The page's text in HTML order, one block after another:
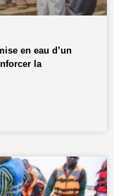
en eau d’un
la